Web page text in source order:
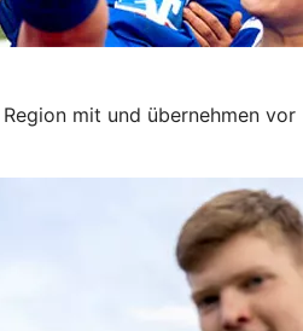
mit und übernehmen vor